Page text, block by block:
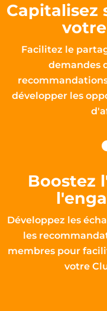
Capitalisez
Facilitez le
demandes
développer les
Boostez
Développez les
les
membres pour
votre